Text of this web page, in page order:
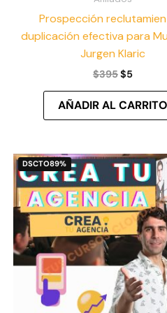
Prospección
duplicación efectiva para
Jurgen Klaric
$395$5
AÑADIR AL CARRITO
DSCTO89%
El
precio
original
era:
$53.
El
precio
actual
es:
$6.